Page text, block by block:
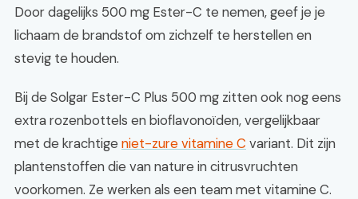
Door dagelijks 500 mg Ester-C te nemen, geef je je
lichaam de brandstof om zichzelf te herstellen en
stevig te houden.
Bij de Solgar Ester-C Plus 500 mg zitten ook nog eens
extra rozenbottels en bioflavonoïden, vergelijkbaar
met de krachtige niet-zure vitamine C variant. Dit zijn
plantenstoffen die van nature in citrusvruchten
voorkomen. Ze werken als een team met vitamine C.